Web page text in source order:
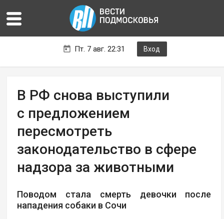
Пт. 7 авг. 22:31 Вход
В РФ снова выступили
с предложением
пересмотреть
законодательство в сфере
надзора за животными
Поводом стала смерть девочки после
нападения собаки в Сочи